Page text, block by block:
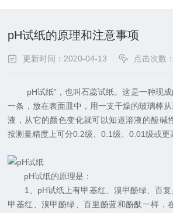
pH试纸的原理和注意事项
更新时间：2020-04-13 点击次数
pH试纸”，也叫石蕊试纸。这是一种现成
一条，放在表面皿中，用一支干燥的玻璃棒
液，从它的颜色变化就可以知道溶液的酸碱
按测量精度上可分0.2级、0.1级、0.01级或更
pH试纸的原理是：
1、pH试纸上有甲基红、溴甲酚绿、百复
甲基红、溴甲酚绿、百里酚蓝和酚酞一样，